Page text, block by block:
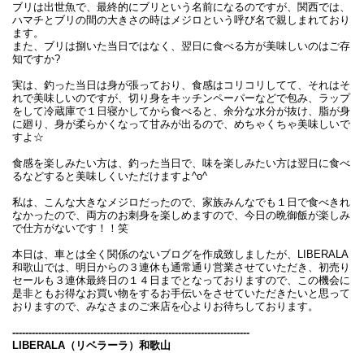
ブリは出世魚で、最終的にブリという名前になるのですが、関西では、
ハマチとブリの間の大きさの時はメジロという呼び名で親しまれており
ます。
また、ブリは捌いた当日ではなく、翌日に食べる方が美味しいのはご存
知ですか?
実は、釣った当日は身が張っており、食感はコリコリしてて、それはそ
れで美味しいのですが、切り身をキッチンペーパーなどで包み、ラップ
をして冷蔵庫で１日寝かしてから食べると、余分な水分が抜け、脂が身
に廻り、身が柔らかくなって甘みが出るので、めちゃくちゃ美味しいで
すよ☆
食感を楽しみたい方は、釣った当日で、味を楽しみたい方は翌日に食べ
るなどすると美味しくいただけますよ^o^
私は、こんな大きなメジロだったので、家族みんなでも１日で食べきれ
なかったので、両方のお刺身を楽しめますので、今日の晩御飯が楽しみ
で仕方がないです！！笑
本日は、車とは全く関係のないブログを作成致しましたが、LIBERALA
和歌山では、明日からの３連休も通常通り営業させていただき、初売り
セールも３連休最終日の１４日までとなっておりますので、この機会に
是非ともお得なお買い物をするお手伝いをさせていただきたいと思って
おりますので、みなさまのご来店を心よりお待ちしております。
-------------------------------------------------------------------------
LIBERALA（リベラーラ）和歌山